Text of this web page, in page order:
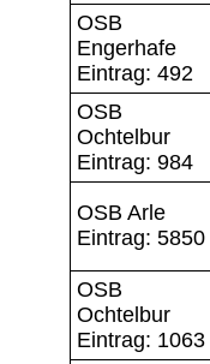
OSB
Engerhafe
Eintrag: 492
OSB
Ochtelbur
Eintrag: 984
OSB Arle
Eintrag: 5850
OSB
Ochtelbur
Eintrag: 1063